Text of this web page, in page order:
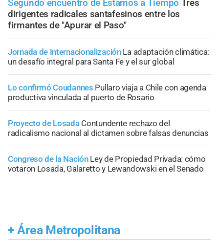
Segundo encuentro de Estamos a Tiempo
Tres
dirigentes radicales santafesinos entre los
firmantes de "Apurar el Paso"
Jornada de Internacionalización La adaptación climática:
un desafío integral para Santa Fe y el sur global
Lo confirmó Coudannes Pullaro viaja a Chile con agenda
productiva vinculada al puerto de Rosario
Proyecto de Losada Contundente rechazo del
radicalismo nacional al dictamen sobre falsas denuncias
Congreso de la Nación Ley de Propiedad Privada: cómo
votaron Losada, Galaretto y Lewandowski en el Senado
+ Área Metropolitana